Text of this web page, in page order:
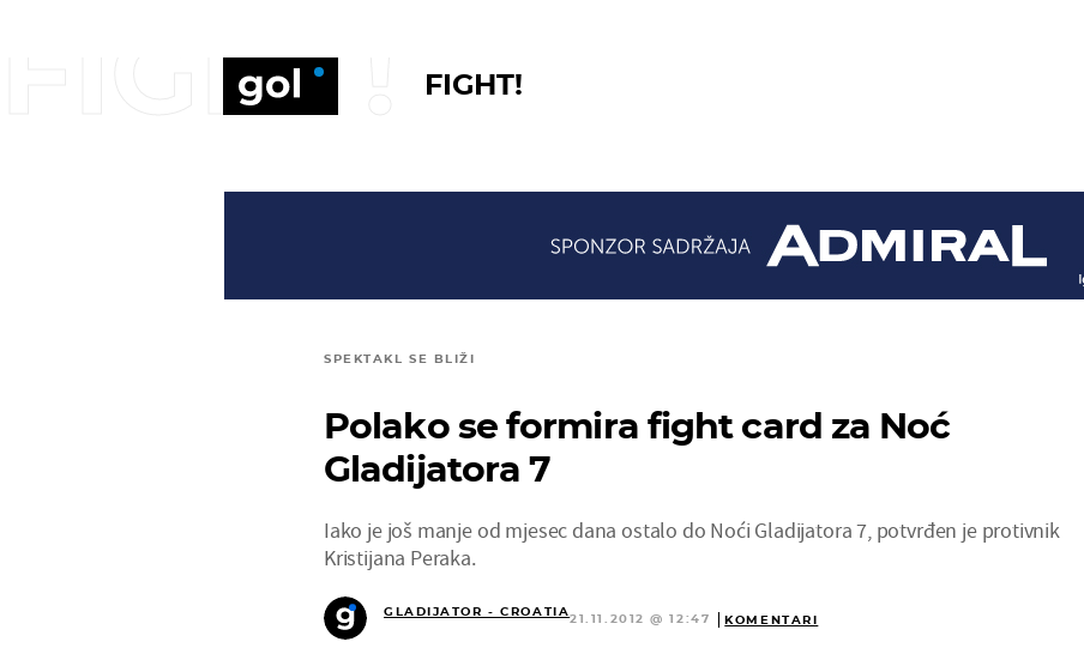
FIGHT!
FIGHT!
SPEKTAKL SE BLIŽI
Polako se formira fight card za Noć
Gladijatora 7
Iako je još manje od mjesec dana ostalo do Noći Gladijatora 7, potvrđen je protivnik
Kristijana Peraka.
GLADIJATOR - CROATIA
21.11.2012 @ 12:47 KOMENTARI